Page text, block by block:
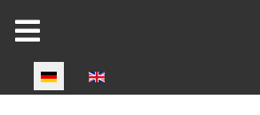
Select your language